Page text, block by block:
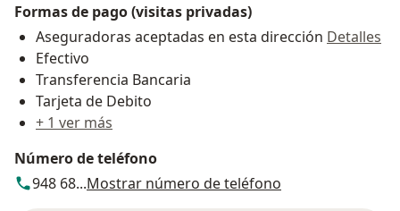
Formas de pago (visitas privadas)
Aseguradoras aceptadas en esta dirección Detalles
Efectivo
Transferencia Bancaria
Tarjeta de Debito
+ 1 ver más
Número de teléfono
948 68...Mostrar número de teléfono